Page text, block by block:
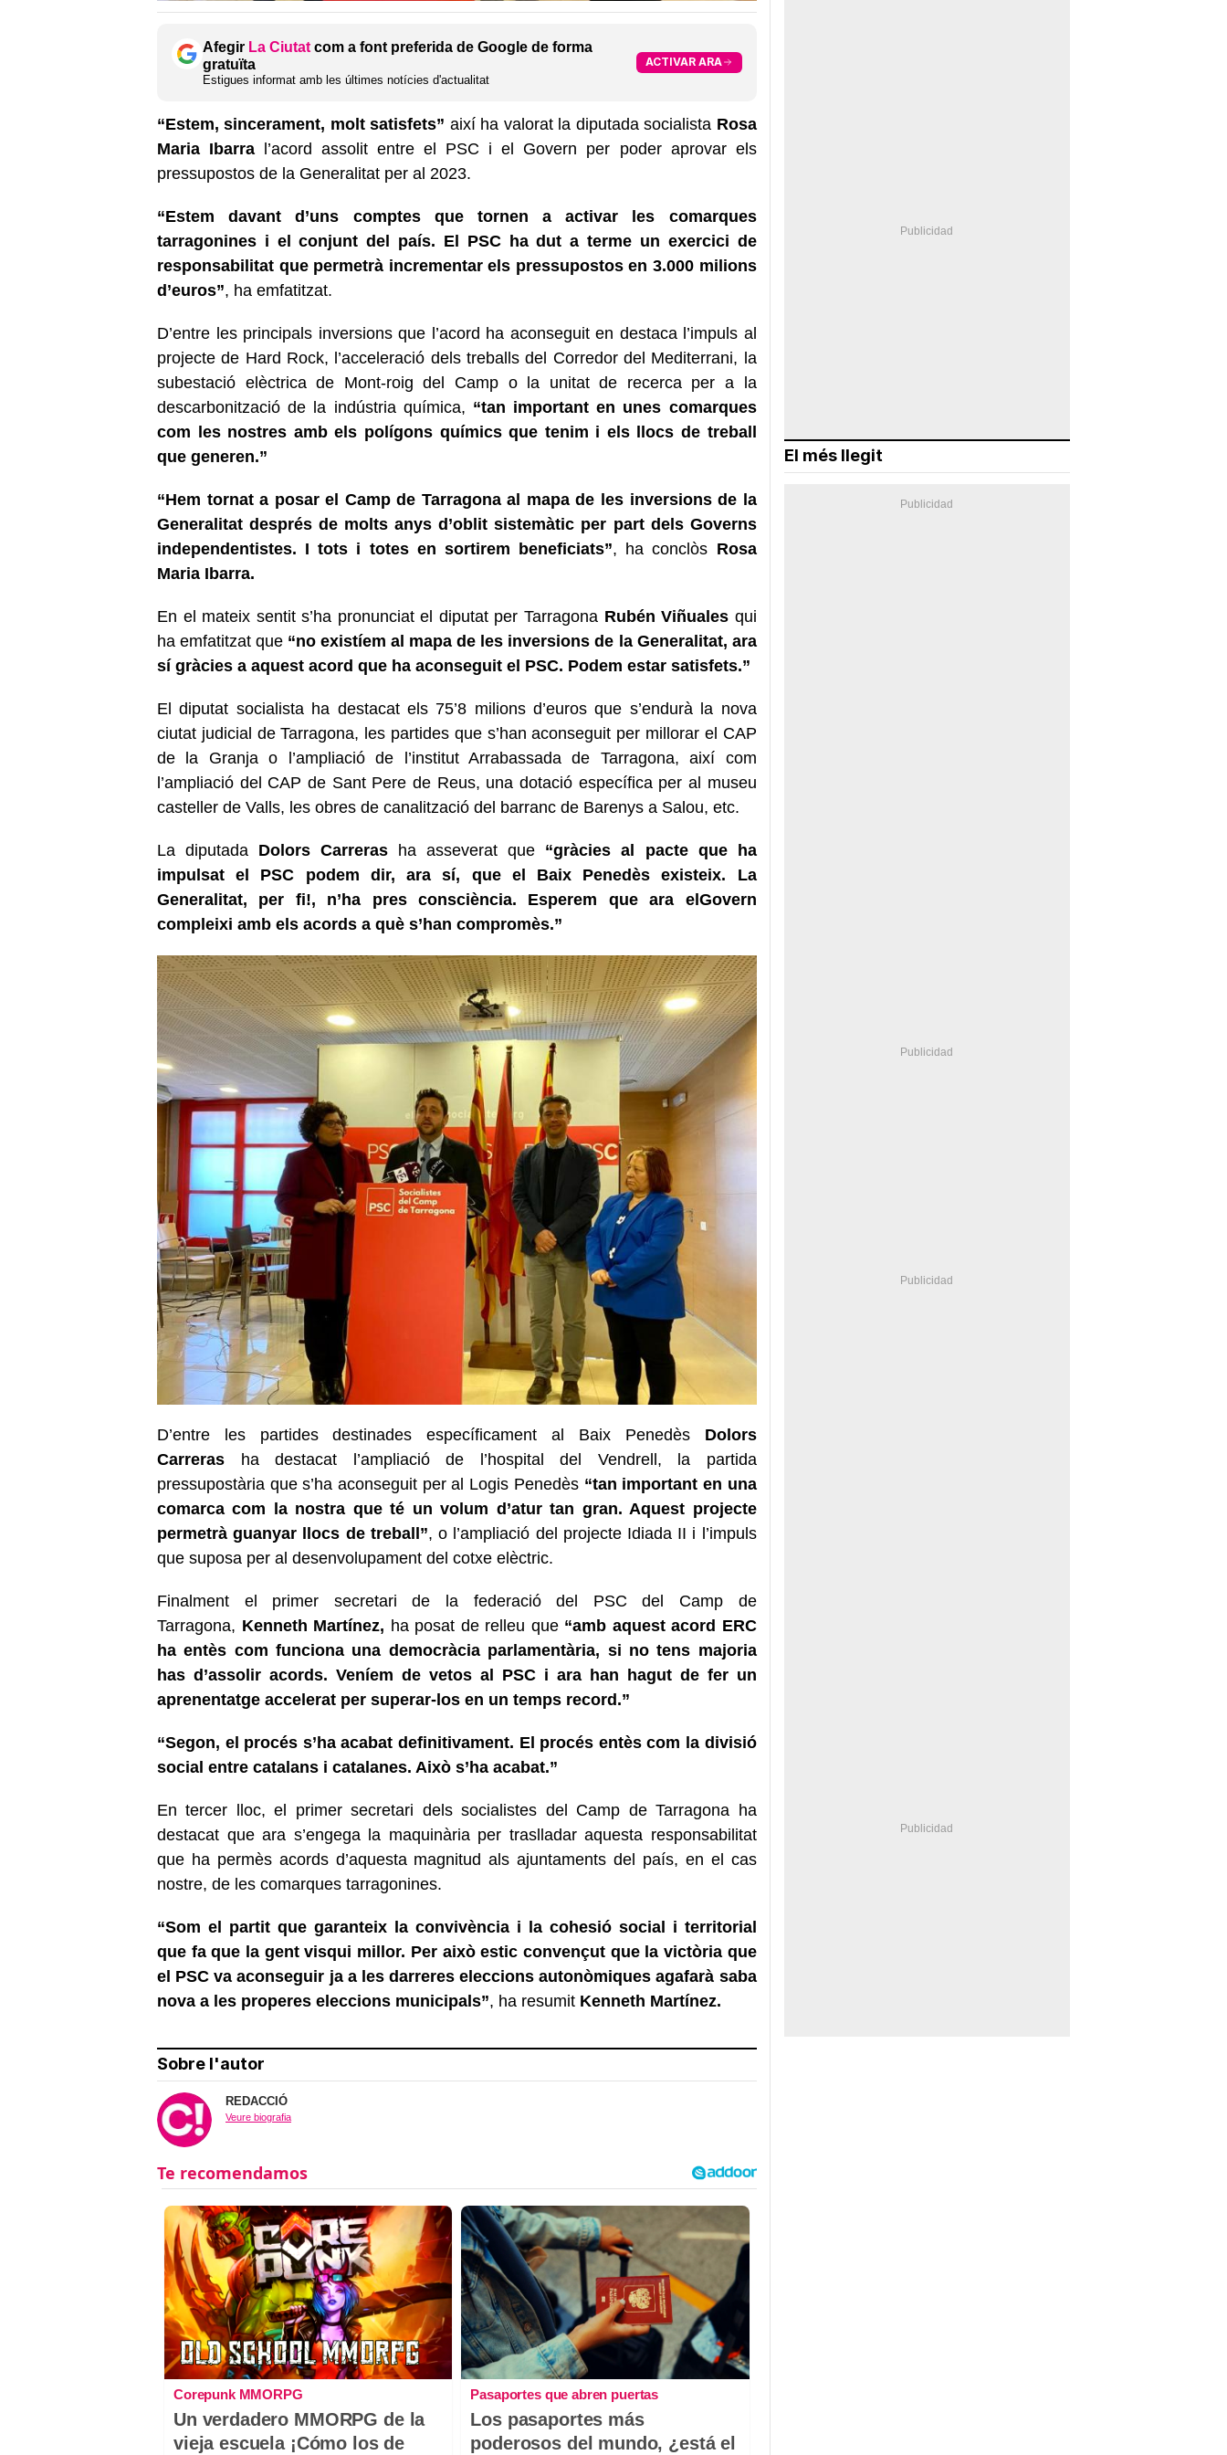
Afegir La Ciutat com a font preferida de Google de forma
gratuïta
Estigues informat amb les últimes notícies d'actualitat
ACTIVAR ARA
“Estem, sincerament, molt satisfets” així ha valorat la diputada socialista Rosa
Maria Ibarra l’acord assolit entre el PSC i el Govern per poder aprovar els
pressupostos de la Generalitat per al 2023.
“Estem davant d’uns comptes que tornen a activar les comarques
tarragonines i el conjunt del país. El PSC ha dut a terme un exercici de
responsabilitat que permetrà incrementar els pressupostos en 3.000 milions
d’euros”, ha emfatitzat.
D’entre les principals inversions que l’acord ha aconseguit en destaca l’impuls al
projecte de Hard Rock, l’acceleració dels treballs del Corredor del Mediterrani, la
subestació elèctrica de Mont-roig del Camp o la unitat de recerca per a la
descarbonització de la indústria química, “tan important en unes comarques
com les nostres amb els polígons químics que tenim i els llocs de treball
que generen.”
“Hem tornat a posar el Camp de Tarragona al mapa de les inversions de la
Generalitat després de molts anys d’oblit sistemàtic per part dels Governs
independentistes. I tots i totes en sortirem beneficiats”, ha conclòs Rosa
Maria Ibarra.
En el mateix sentit s’ha pronunciat el diputat per Tarragona Rubén Viñuales qui
ha emfatitzat que “no existíem al mapa de les inversions de la Generalitat, ara
sí gràcies a aquest acord que ha aconseguit el PSC. Podem estar satisfets.”
El diputat socialista ha destacat els 75’8 milions d’euros que s’endurà la nova
ciutat judicial de Tarragona, les partides que s’han aconseguit per millorar el CAP
de la Granja o l’ampliació de l’institut Arrabassada de Tarragona, així com
l’ampliació del CAP de Sant Pere de Reus, una dotació específica per al museu
casteller de Valls, les obres de canalització del barranc de Barenys a Salou, etc.
La diputada Dolors Carreras ha asseverat que “gràcies al pacte que ha
impulsat el PSC podem dir, ara sí, que el Baix Penedès existeix. La
Generalitat, per fi!, n’ha pres consciència. Esperem que ara elGovern
compleixi amb els acords a què s’han compromès.”
D’entre les partides destinades específicament al Baix Penedès Dolors
Carreras
ha destacat l’ampliació de l’hospital del Vendrell, la partida
pressupostària que s’ha aconseguit per al Logis Penedès “tan important en una
comarca com la nostra que té un volum d’atur tan gran. Aquest projecte
permetrà guanyar llocs de treball”, o l’ampliació del projecte Idiada II i l’impuls
que suposa per al desenvolupament del cotxe elèctric.
Finalment el primer secretari de la federació del PSC del Camp de
Tarragona, Kenneth Martínez, ha posat de relleu que “amb aquest acord ERC
ha entès com funciona una democràcia parlamentària, si no tens majoria
has d’assolir acords. Veníem de vetos al PSC i ara han hagut de fer un
aprenentatge accelerat per superar-los en un temps record.”
“Segon, el procés s’ha acabat definitivament. El procés entès com la divisió
social entre catalans i catalanes. Això s’ha acabat.”
En tercer lloc, el primer secretari dels socialistes del Camp de Tarragona ha
destacat que ara s’engega la maquinària per traslladar aquesta responsabilitat
que ha permès acords d’aquesta magnitud als ajuntaments del país, en el cas
nostre, de les comarques tarragonines.
“Som el partit que garanteix la convivència i la cohesió social i territorial
que fa que la gent visqui millor. Per això estic convençut que la victòria que
el PSC va aconseguir ja a les darreres eleccions autonòmiques agafarà saba
nova a les properes eleccions municipals”, ha resumit Kenneth Martínez.
Sobre l'autor
REDACCIÓ
Veure biografia
Corepunk MMORPG
Un verdadero MMORPG de la
vieja escuela ¡Cómo los de
Pasaportes que abren puertas
Los pasaportes más
poderosos del mundo, ¿está el
El més llegit